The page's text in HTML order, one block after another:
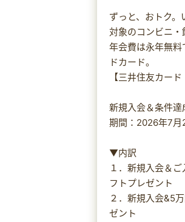
ずっと、おトク。
対象のコンビニ・
年会費は永年無
ドカード。
【三井住友カード
新規入会＆条件
期間：2026年7月
▼内訳
１．新規入会＆
フトプレゼント
２．新規入会&5
ゼント